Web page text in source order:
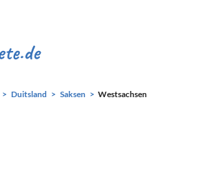
Duitsland Saksen Westsachsen